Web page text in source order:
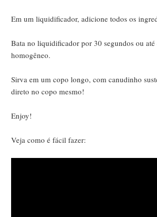
Em um liquidificador, adicione todos os
Bata no liquidificador por 30 segundos ou
homogêneo.
Sirva em um copo longo, com canudinho
direto no copo mesmo!
Enjoy!
Veja como é fácil fazer: